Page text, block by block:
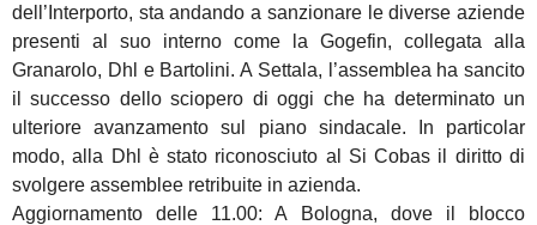
dell’Interporto, sta andando a sanzionare le diverse aziende
presenti al suo interno come la Gogefin, collegata alla
Granarolo, Dhl e Bartolini. A Settala, l’assemblea ha sancito
il successo dello sciopero di oggi che ha determinato un
ulteriore avanzamento sul piano sindacale. In particolar
modo, alla Dhl è stato riconosciuto al Si Cobas il diritto di
svolgere assemblee retribuite in azienda.
Aggiornamento delle 11.00: A Bologna, dove il blocco